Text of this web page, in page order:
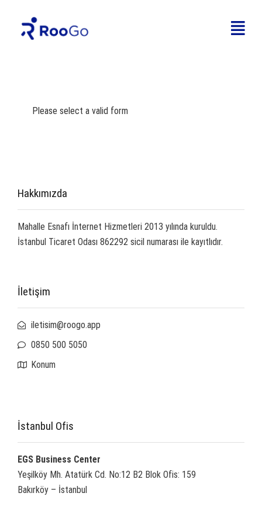
Coming Soon
Please select a valid form
Hakkımızda
Mahalle Esnafı İnternet Hizmetleri 2013 yılında kuruldu.
İstanbul Ticaret Odası 862292 sicil numarası ile kayıtlıdır.
İletişim
iletisim@roogo.app
0850 500 5050
Konum
İstanbul Ofis
EGS Business Center
Yeşilköy Mh. Atatürk Cd. No:12 B2 Blok Ofis: 159
Bakırköy – İstanbul